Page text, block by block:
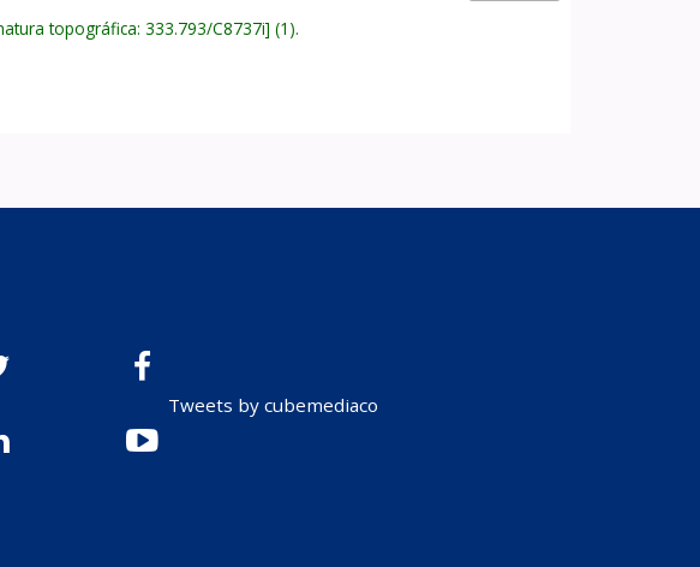
topográfica:333.793/C8737i (1).
Tweets by cubemediaco